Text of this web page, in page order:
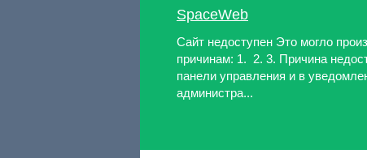
SpaceWeb
Сайт недоступен Это могло
причинам: 1. 2. 3. Причина
панели управления и в
администра...